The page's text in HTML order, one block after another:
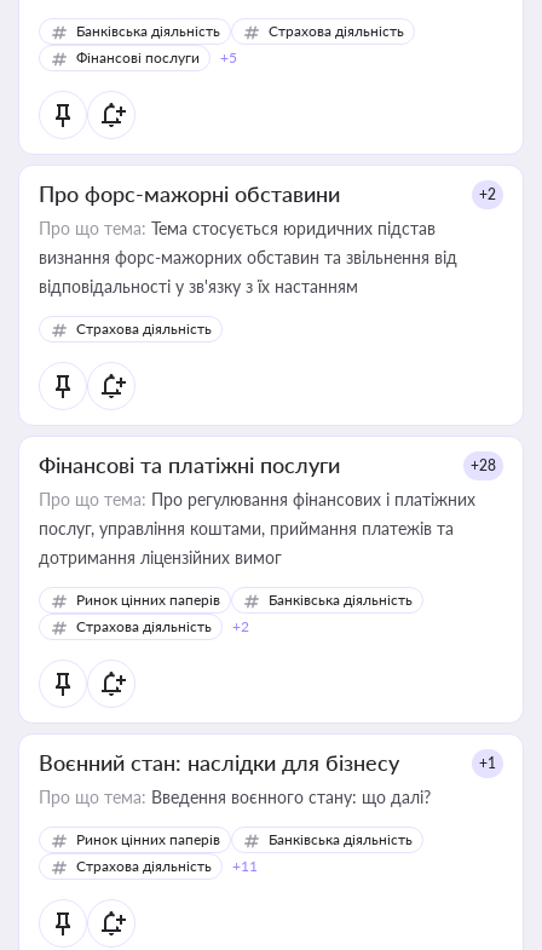
Банківська діяльність
Страхова діяльність
Фінансові послуги
+5
Про форс-мажорні обставини +2
Про що тема: Тема стосується юридичних підстав
визнання форс-мажорних обставин та звільнення від
відповідальності у зв'язку з їх настанням
Страхова діяльність
Фінансові та платіжні послуги +28
Про що тема: Про регулювання фінансових і платіжних
послуг, управління коштами, приймання платежів та
дотримання ліцензійних вимог
Ринок цінних паперів
Банківська діяльність
Страхова діяльність
+2
Воєнний стан: наслідки для бізнесу +1
Про що тема: Введення воєнного стану: що далі?
Ринок цінних паперів
Банківська діяльність
Страхова діяльність
+11